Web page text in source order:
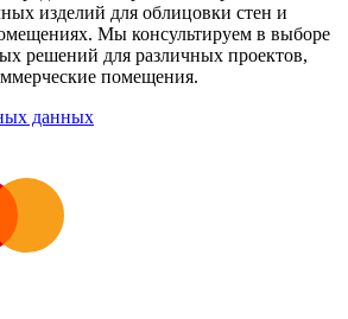
изделий для облицовки стен и
Мы консультируем в выборе
решений для различных проектов,
помещения.
данных